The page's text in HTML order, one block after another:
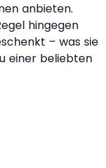
anbieten.
hingegen
– was sie
einer beliebten